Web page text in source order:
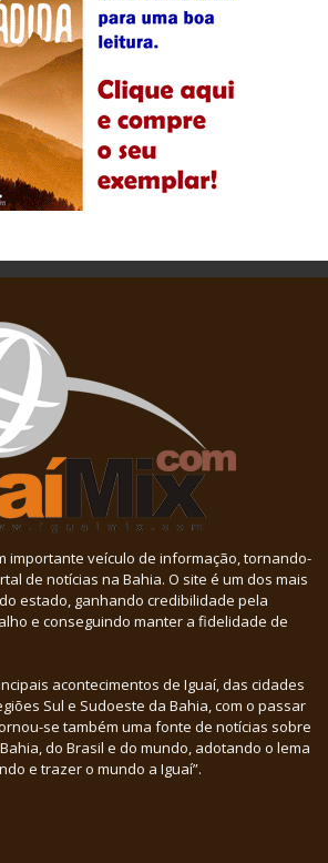
importante veículo de informação, tornando-
de notícias na Bahia. O site é um dos mais
estado, ganhando credibilidade pela
e conseguindo manter a fidelidade de
acontecimentos de Iguaí, das cidades
Sul e Sudoeste da Bahia, com o passar
se também uma fonte de notícias sobre
do Brasil e do mundo, adotando o lema
e trazer o mundo a Iguaí”.